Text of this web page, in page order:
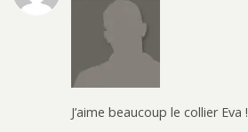
J’aime beaucoup le collier Eva !